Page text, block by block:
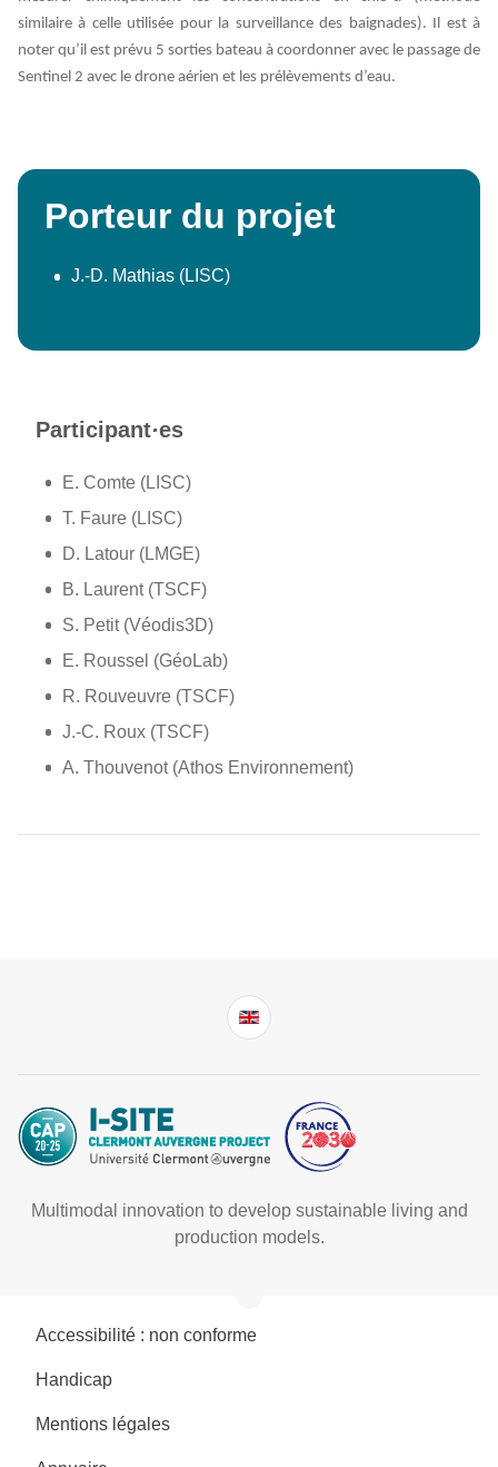
similaire à celle utilisée pour la surveillance des baignades). Il est à
noter qu’il est prévu 5 sorties bateau à coordonner avec le passage de
Sentinel 2 avec le drone aérien et les prélèvements d’eau.
Porteur du projet
J.-D. Mathias (LISC)
Participant·es
E. Comte (LISC)
T. Faure (LISC)
D. Latour (LMGE)
B. Laurent (TSCF)
S. Petit (Véodis3D)
E. Roussel (GéoLab)
R. Rouveuvre (TSCF)
J.-C. Roux (TSCF)
A. Thouvenot (Athos Environnement)
Multimodal innovation to develop sustainable living and
production models.
Accessibilité : non conforme
Handicap
Mentions légales